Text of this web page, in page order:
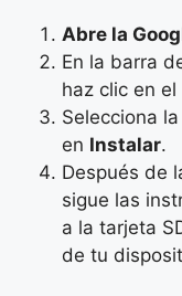
Abre la
En la barra
haz clic en
Selecciona
en Instalar.
Después de
sigue las
a la tarjeta
de tu